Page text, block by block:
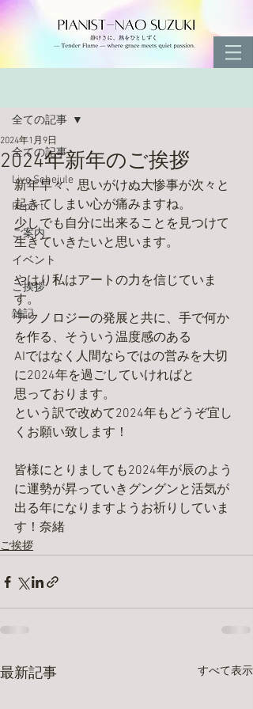
全ての記事
Live Schejule
Report
ご案内
イベント
ご挨拶
雑記
全ての記事
2024年新年のご挨拶
2024年1月9日
新年早々、思いがけぬ大惨事が次々と
起きてしまい心が痛みますね。
少しでも自分に出来ることを見つけて
生きていきたいと思います。
やはり私はアートの力を信じていま
す。
テクノロジーの発展と共に、手で何か
を作る、そういう温度感のある
AIではなく人間ならではの営みを大切
に2024年を過ごしていければと
思っております。
という訳で改めて2024年もどうぞ宜し
くお願い致します！
皆様にとりましても2024年が辰のよう
に運勢が昇っていきグングンと活気が
出る年になりますようお祈りしていま
す！奈緒
ご挨拶
最新記事 すべて表示